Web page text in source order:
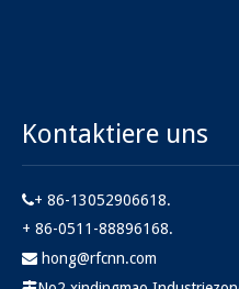
Kontaktiere uns
+ 86-13052906618.
+ 86-0511-88896168.
 hong@rfcnn.com